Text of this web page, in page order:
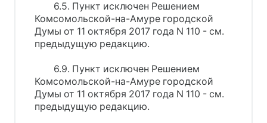
6.5. Пункт исключен Решением
Комсомольской-на-Амуре городской
Думы от 11 октября 2017 года N 110 - см.
предыдущую редакцию.
6.9. Пункт исключен Решением
Комсомольской-на-Амуре городской
Думы от 11 октября 2017 года N 110 - см.
предыдущую редакцию.